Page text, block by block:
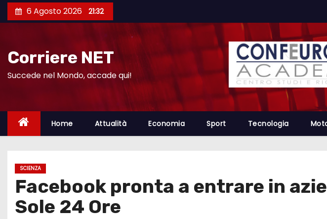
a
6 Agosto 2026 21:32
Corriere NET
Succede nel Mondo, accade qui!
Home Attualità Economia Sport Tecnologia
SCIENZA
Facebook pronta a entrare in
Sole 24 Ore